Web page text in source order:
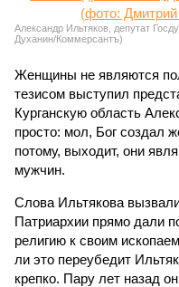
Александр Ильтяков, депутат
Духанин/Коммерсантъ)
Женщины не являются
тезисом выступил
Курганскую область
просто: мол, Бог создал
потому, выходит, они
мужчин.
Слова Ильтякова
Патриархии прямо дали
религию к своим
ли это переубедит
крепко. Пару лет назад